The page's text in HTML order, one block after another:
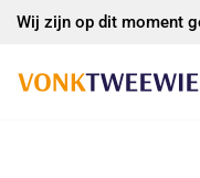
naar
Wij zijn op dit moment